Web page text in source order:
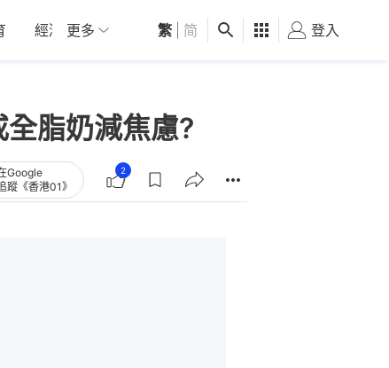
經濟 01深圳 觀點 健康 好食玩飛
更多 繁 简 登入
脂奶減焦慮?
Google
蹤《香港01》
2